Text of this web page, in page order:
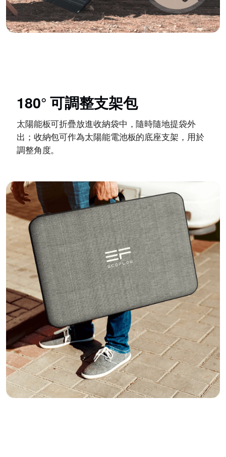
180° 可調整支架包
太陽能板可折疊放進收納袋中，隨時隨地提袋外
出；收納包可作為太陽能電池板的底座支架，用於
調整角度。